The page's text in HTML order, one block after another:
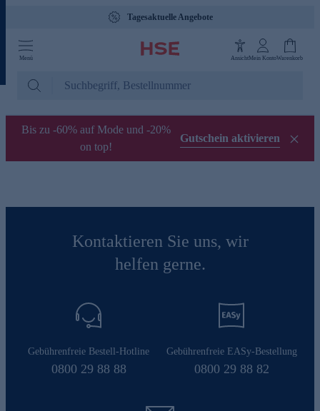
Tagesaktuelle Angebote
Menü AnsichtMein KontoWarenkorb
Bis zu -60% auf Mode und -20%
on top!
Gutschein aktivieren
Kontaktieren Sie uns, wir
helfen gerne.
Gebührenfreie Bestell-Hotline
0800 29 88 88
Gebührenfreie EASy-Bestellung
0800 29 88 82